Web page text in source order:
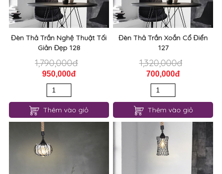
Đèn Thả Trần Nghệ Thuật Tối
Giản Đẹp 128
1,790,000đ
950,000đ
Thêm vào giỏ
Đèn Thả Trần Xoắn Cổ Điển
127
1,320,000đ
700,000đ
Thêm vào giỏ